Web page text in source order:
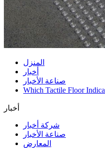
المنزل
أخبار
صناعة الأخبار
Which Tactile Floor
أخبار
شركة أخبار
صناعة الأخبار
المعارض